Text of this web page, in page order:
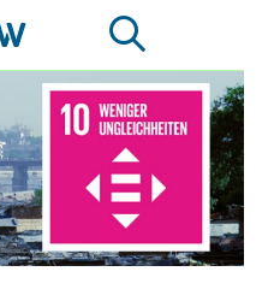
Hauptinhalt